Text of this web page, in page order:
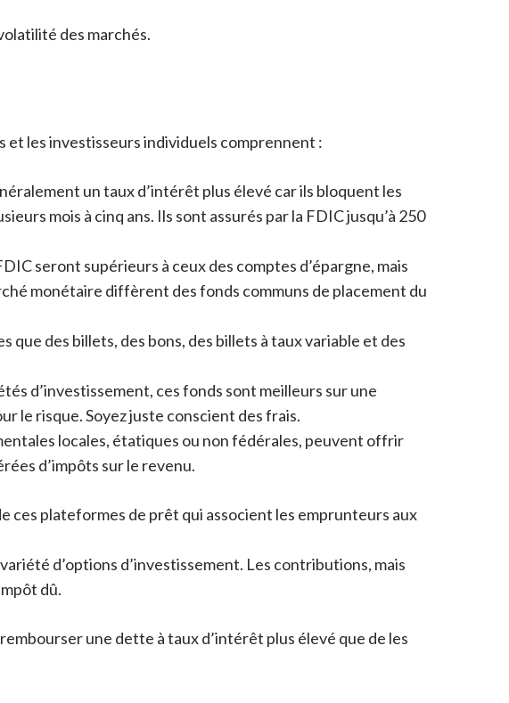
des marchés.
les investisseurs individuels comprennent :
un taux d’intérêt plus élevé car ils bloquent les
mois à cinq ans. Ils sont assurés par la FDIC jusqu’à 250
seront supérieurs à ceux des comptes d’épargne, mais
monétaire diffèrent des fonds communs de placement du
des billets, des bons, des billets à taux variable et des
d’investissement, ces fonds sont meilleurs sur une
le risque. Soyez juste conscient des frais.
locales, étatiques ou non fédérales, peuvent offrir
d’impôts sur le revenu.
ces plateformes de prêt qui associent les emprunteurs aux
d’options d’investissement. Les contributions, mais
dû.
une dette à taux d’intérêt plus élevé que de les